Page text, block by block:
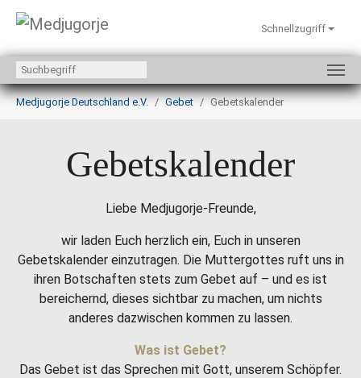
Zum Hauptinhalt springen
Schnellzugriff
Sie sind hier:
Medjugorje Deutschland e.V.
Gebet Gebetskalender
Gebetskalender
Liebe Medjugorje-Freunde,
wir laden Euch herzlich ein, Euch in unseren
Gebetskalender einzutragen. Die Muttergottes ruft uns in
ihren Botschaften stets zum Gebet auf – und es ist
bereichernd, dieses sichtbar zu machen, um nichts
anderes dazwischen kommen zu lassen.
Was ist Gebet?
Das Gebet ist das Sprechen mit Gott, unserem Schöpfer.